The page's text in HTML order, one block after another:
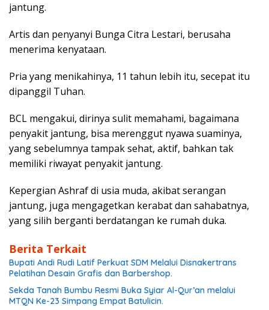
jantung.
Artis dan penyanyi Bunga Citra Lestari, berusaha
menerima kenyataan.
Pria yang menikahinya, 11 tahun lebih itu, secepat itu
dipanggil Tuhan.
BCL mengakui, dirinya sulit memahami, bagaimana
penyakit jantung, bisa merenggut nyawa suaminya,
yang sebelumnya tampak sehat, aktif, bahkan tak
memiliki riwayat penyakit jantung.
Kepergian Ashraf di usia muda, akibat serangan
jantung, juga mengagetkan kerabat dan sahabatnya,
yang silih berganti berdatangan ke rumah duka.
Berita Terkait
Bupati Andi Rudi Latif Perkuat SDM Melalui Disnakertrans
Pelatihan Desain Grafis dan Barbershop.
Sekda Tanah Bumbu Resmi Buka Syiar Al-Qur’an melalui
MTQN Ke-23 Simpang Empat Batulicin.